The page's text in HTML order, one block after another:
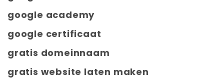
google academy
google certificaat
gratis domeinnaam
gratis website laten maken